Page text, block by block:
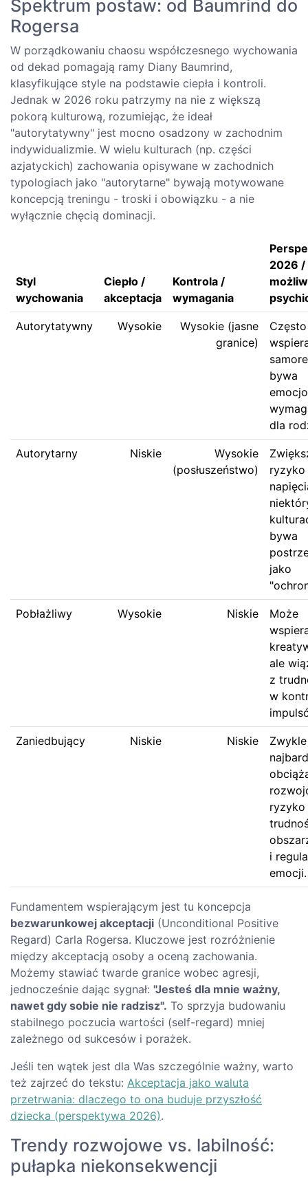
Spektrum postaw: od Baumrind do
Rogersa
W porządkowaniu chaosu współczesnego wychowania
od dekad pomagają ramy Diany Baumrind,
klasyfikujące style na podstawie ciepła i kontroli.
Jednak w 2026 roku patrzymy na nie z większą
pokorą kulturową, rozumiejąc, że ideał
"autorytatywny" jest mocno osadzony w zachodnim
indywidualizmie. W wielu kulturach (np. części
azjatyckich) zachowania opisywane w zachodnich
typologiach jako "autorytarne" bywają motywowane
koncepcją treningu - troski i obowiązku - a nie
wyłącznie chęcią dominacji.
Styl
wychowania
Ciepło /
akceptacja
Kontrola /
wymagania
2026 /
Autorytatywny Wysokie
Wysokie (jasne
granice)
Często
bywa
dla
Autorytarny Niskie
Wysokie
(posłuszeństwo)
ryzyko
bywa
jako
Pobłażliwy Wysokie Niskie
Może
ale
z
w
Zaniedbujący Niskie Niskie
Zwykle
ryzyko
i
emocji.
Fundamentem wspierającym jest tu koncepcja
bezwarunkowej akceptacji (Unconditional Positive
Regard) Carla Rogersa. Kluczowe jest rozróżnienie
między akceptacją osoby a oceną zachowania.
Możemy stawiać twarde granice wobec agresji,
jednocześnie dając sygnał: "Jesteś dla mnie ważny,
nawet gdy sobie nie radzisz". To sprzyja budowaniu
stabilnego poczucia wartości (self-regard) mniej
zależnego od sukcesów i porażek.
Jeśli ten wątek jest dla Was szczególnie ważny, warto
też zajrzeć do tekstu: Akceptacja jako waluta
przetrwania: dlaczego to ona buduje przyszłość
dziecka (perspektywa 2026).
Trendy rozwojowe vs. labilność:
pułapka niekonsekwencji